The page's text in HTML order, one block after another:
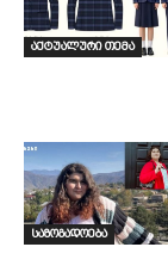
აქტუალური თემა
საზოგადოება